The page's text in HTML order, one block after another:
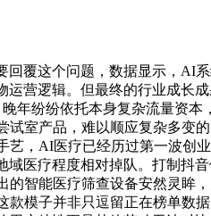
这个问题，数据显示，AI
营逻辑。但最终的行业成长
年纷纷依托本身复杂流量资
室产品，难以顺应复杂多变
，AI医疗已经历过第一波创
医疗程度相对掉队。打制抖
智能医疗筛查设备安然灵眸
模子并非只逗留正在榜单数